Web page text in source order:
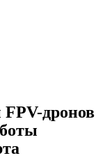
FPV-дронов